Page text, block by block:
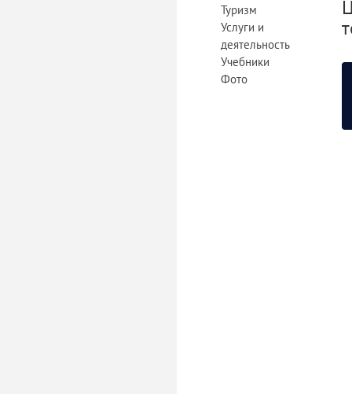
Туризм
Услуги и
деятельность
Учебники
Фото